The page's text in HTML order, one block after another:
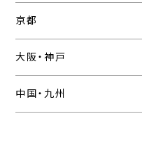
京都
大阪・神戸
中国・九州